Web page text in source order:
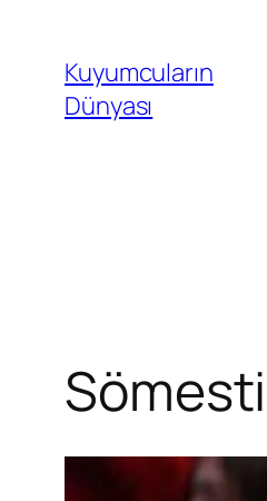
Kuyumcuların
Dünyası